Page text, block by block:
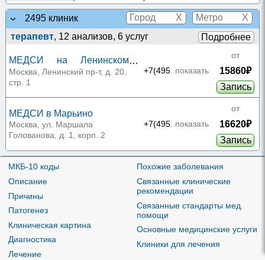
2495 клиник X
X
терапевт, 12 анализов, 6 услуг Подробнее
МЕДСИ на Ленинском
проспекте
Москва, Ленинский пр-т, д. 20,
стр. 1
+7(495..показать
от
15860₽
Запись
МЕДСИ в Марьино
Москва, ул. Маршала
Голованова, д. 1, корп. 2
+7(495..показать
от
16620₽
Запись
МЕДСИ на Солянке
Москва, ул. Солянка, д. 12, стр.
МЕДСИ на Ленинградском
проспекте
Москва, Ленинградский пр-т, д.
52
+7(495..показать
17160₽
МКБ-10 коды
Описание
Причины
Патогенез
Клиническая картина
Диагностика
Лечение
Похожие заболевания
Связанные клинические
рекомендации
Связанные стандарты мед.
помощи
Основные медицинские услуги
Клиники для лечения